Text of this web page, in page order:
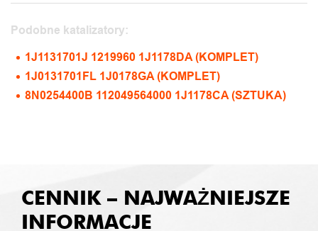
Podobne katalizatory:
1J1131701J 1219960 1J1178DA (KOMPLET)
1J0131701FL 1J0178GA (KOMPLET)
8N0254400B 112049564000 1J1178CA (SZTUKA)
CENNIK – NAJWAŻNIEJSZE
INFORMACJE